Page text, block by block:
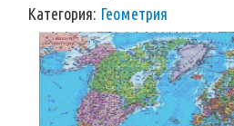
Категория: Геометрия